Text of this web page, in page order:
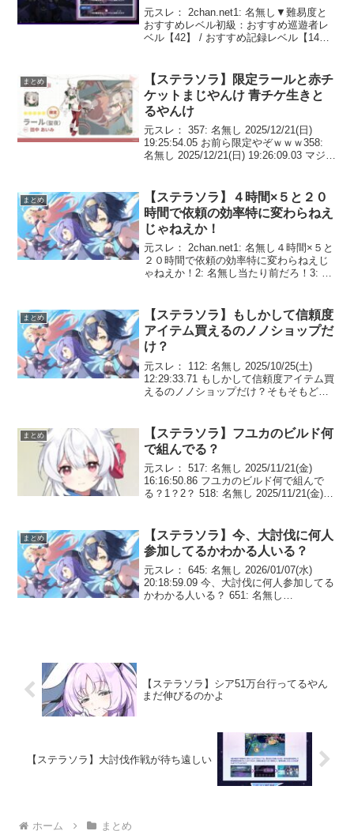
元スレ： 2chan.net1: 名無し▼難易度と
おすすめレベル初級：おすすめ巡遊者レ
ベル【42】 / おすすめ記録レベル【14】
巡遊者レベル【72】 / おす...
まとめ
【ステラソラ】限定ラールと赤チ
ケットまじやんけ 青チケ生きと
るやんけ
元スレ： 357: 名無し 2025/12/21(日)
19:25:54.05 お前ら限定やぞｗｗｗ358:
名無し 2025/12/21(日) 19:26:09.03 マジで
まとめ
【ステラソラ】４時間×５と２０
時間で依頼の効率特に変わらねえ
じゃねえか！
元スレ： 2chan.net1: 名無し４時間×５と
２０時間で依頼の効率特に変わらねえじ
ゃねえか！2: 名無し当たり前だろ！3: 名
時間依頼で出す方が得だっ...
まとめ
【ステラソラ】もしかして信頼度
アイテム買えるのノノショップだ
け？
元スレ： 112: 名無し 2025/10/25(土)
12:29:33.71 もしかして信頼度アイテム買
えるのノノショップだけ？そもそもどこ
まとめ
【ステラソラ】フユカのビルド何
で組んでる？
元スレ： 517: 名無し 2025/11/21(金)
16:16:50.86 フユカのビルド何で組んで
る？1？2？ 518: 名無し 2025/11/21(金)
まとめ
【ステラソラ】今、大討伐に何人
参加してるかわかる人いる？
元スレ： 645: 名無し 2026/01/07(水)
20:18:59.09 今、大討伐に何人参加してる
かわかる人いる？ 651: 名無し
【ステラソラ】シア51万台行ってるやん
まだ伸びるのかよ
【ステラソラ】大討伐作戦が待ち遠しい
ホーム まとめ